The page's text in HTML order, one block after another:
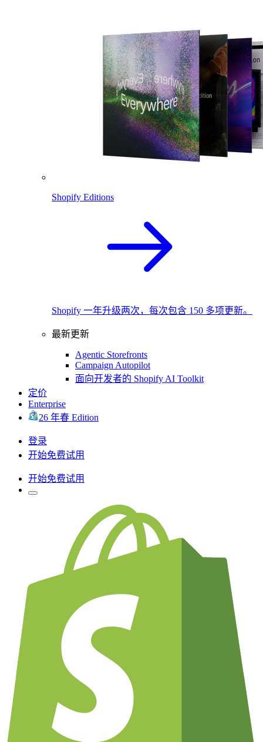
Shopify Editions
Shopify 一年升级两次，每次包含 150 多项更新。
最新更新
Agentic Storefronts
Campaign Autopilot
面向开发者的 Shopify AI Toolkit
定价
Enterprise
26 年春 Edition
登录
开始免费试用
开始免费试用